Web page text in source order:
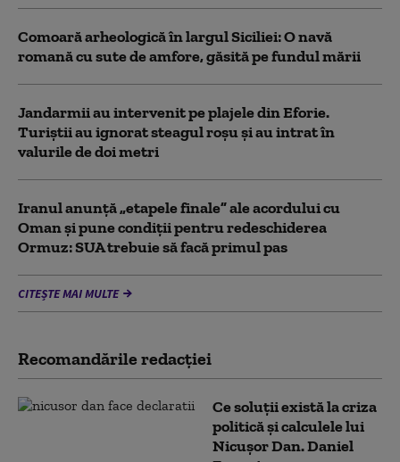
Comoară arheologică în largul Siciliei: O navă
romană cu sute de amfore, găsită pe fundul mării
Jandarmii au intervenit pe plajele din Eforie.
Turiștii au ignorat steagul roșu și au intrat în
valurile de doi metri
Iranul anunță „etapele finale” ale acordului cu
Oman și pune condiții pentru redeschiderea
Ormuz: SUA trebuie să facă primul pas
CITEȘTE MAI MULTE
Recomandările redacţiei
Ce soluții există la criza
politică și calculele lui
Nicușor Dan. Daniel